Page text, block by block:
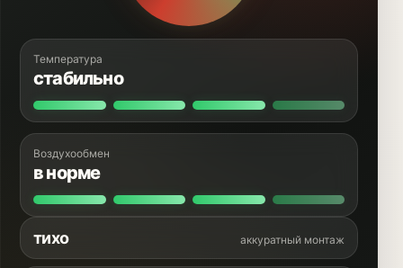
Температура
стабильно
Воздухообмен
в норме
тихо аккуратный монтаж